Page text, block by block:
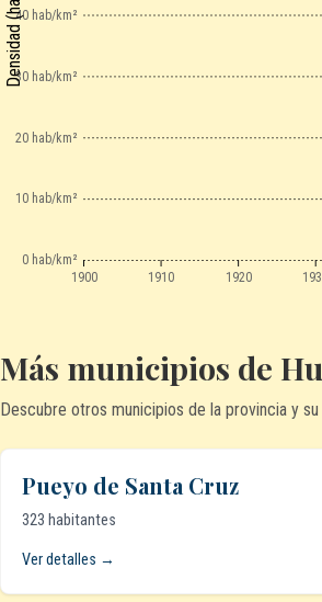
1900 1910 1920
0 hab/km²
10 hab/km²
20 hab/km²
30 hab/km²
40 hab/km²
Más municipios de
Descubre otros municipios de la provincia y
Pueyo de Santa Cruz
323 habitantes
Ver detalles →